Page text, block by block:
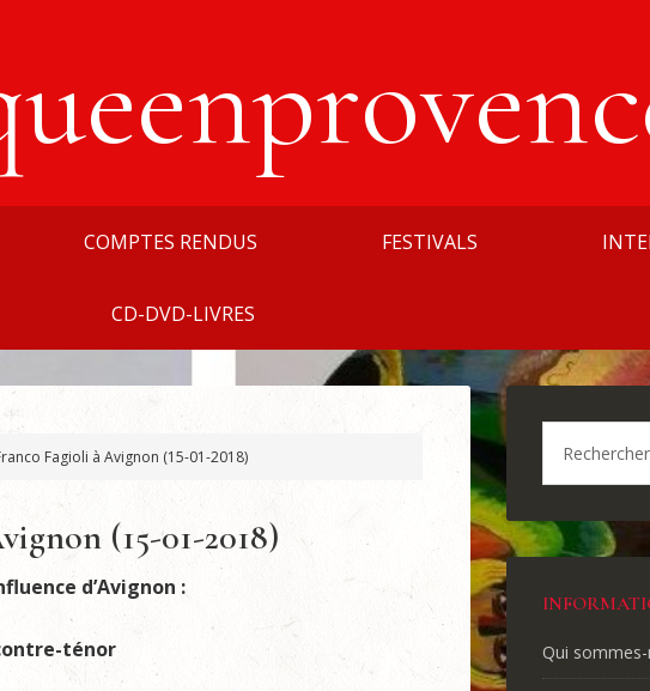
COMPTES RENDUS FESTIVALS
CD-DVD-LIVRES
Fagioli à Avignon (15-01-2018)
(15-01-2018)
d’Avignon :
ténor Qui